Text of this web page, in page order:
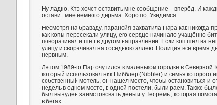
Ну ладно. Кто хочет оставить мне сообщение – вперёд. И
оставит мне немного дерьма. Хорошо. Увидимся.
Несмотря на браваду, паранойя захватила Пара как никогда
как копы пересекали улицу, его сердце начинало учащённо
поворачивал и шел в другом направлении. Если коп шел на
улицу и сворачивал на соседнюю аллею. Полиция все время
нервным.
Летом 1989-го Пар очутился в маленьком городке в Северной
который использовал ник Нибблер (Nibbler) и семья которого
собственный мотель, он нашел место, чтобы остановиться и
недель в одном месте, в одной постели, были раем. Также
был вынуден заимстововать деньги у Теоремы, которая
в бегах.